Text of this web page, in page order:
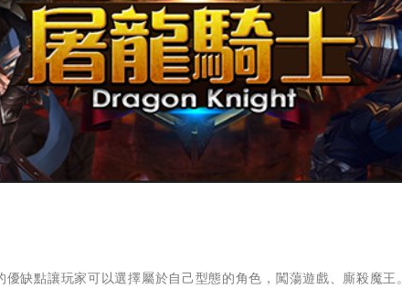
缺點讓玩家可以選擇屬於自己型態的角色，闖蕩遊戲、廝殺魔王。